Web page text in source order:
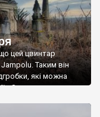
що цей цвинтар
Таким він
які можна
Загалом цвинтар